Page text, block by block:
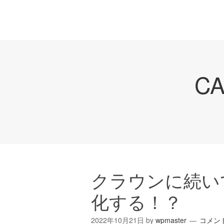
クラウンに続
化する！？
2022年10月21日 by wpmaster コメン